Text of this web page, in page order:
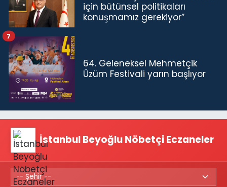
için bütünsel politikaları
konuşmamız gerekiyor”
64. Geleneksel Mehmetçik
Üzüm Festivali yarın başlıyor
7
İstanbul Beyoğlu Nöbetçi Eczaneler